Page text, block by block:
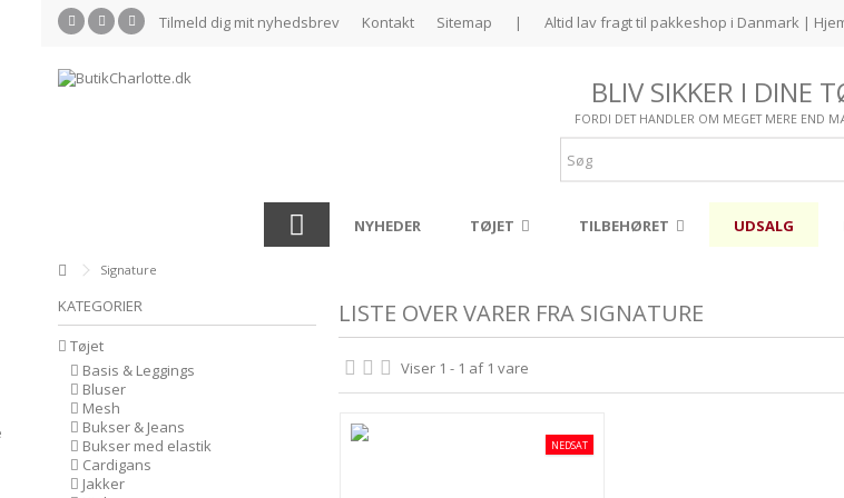
Tilmeld dig mit nyhedsbrev Kontakt Sitemap | Altid lav fragt til pakkeshop i Danmark |
BLIV SIKKER I DINE
FORDI DET HANDLER OM MEGET MERE END
NYHEDER TØJET TILBEHØRET UDSALG
Signature
LISTE OVER VARER FRA SIGNATURE
Viser 1 - 1 af 1 vare
NEDSAT
KATEGORIER
Tøjet
Basis & Leggings
Bluser
Mesh
Bukser & Jeans
Bukser med elastik
Cardigans
Jakker